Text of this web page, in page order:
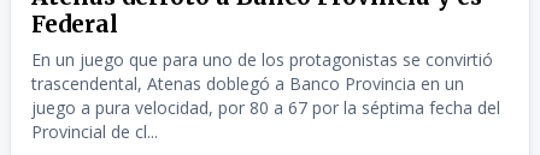
Federal
En un juego que para uno de los protagonistas se convirtió
trascendental, Atenas doblegó a Banco Provincia en un
juego a pura velocidad, por 80 a 67 por la séptima fecha del
Provincial de cl...